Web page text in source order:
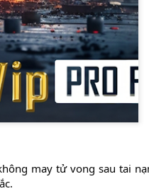
may tử vong sau tai